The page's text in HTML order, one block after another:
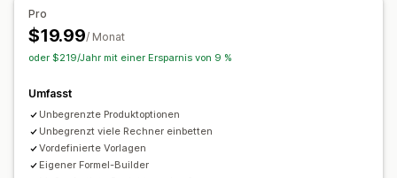
Benachrichtigungen
Angebotsaktualisierungen
Pro
$19.99/ Monat
oder $219/Jahr mit einer Ersparnis von 9 %
Umfasst
Unbegrenzte Produktoptionen
Unbegrenzt viele Rechner einbetten
Vordefinierte Vorlagen
Eigener Formel-Builder